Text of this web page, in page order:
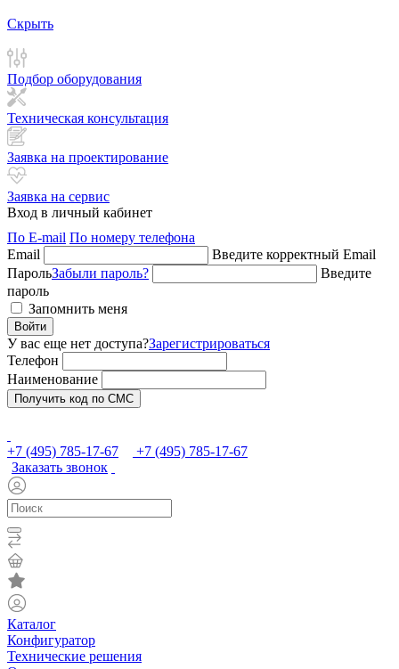
Скрыть
Подбор оборудования
Техническая консультация
Заявка на проектирование
Заявка на сервис
Вход в личный кабинет
По E-mail По номеру телефона
Email
Введите корректный Email
ПарольЗабыли пароль?
Введите
пароль
Запомнить меня
Войти
У вас еще нет доступа?Зарегистрироваться
Телефон
Наименование
Получить код по СМС
+7 (495) 785-17-67
+7 (495) 785-17-67
Заказать звонок
Каталог
Конфигуратор
Технические решения